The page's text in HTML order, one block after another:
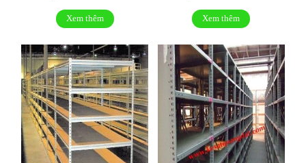
Xem thêm Xem thêm